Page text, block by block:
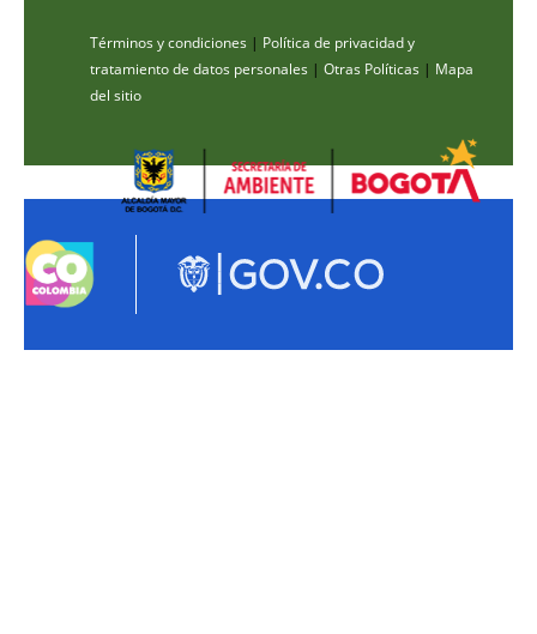
Términos y condiciones | Política de privacidad y
tratamiento de datos personales | Otras Políticas | Mapa
del sitio